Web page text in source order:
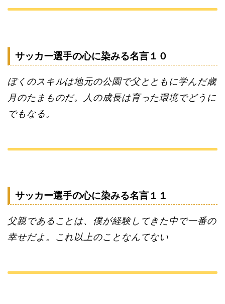
サッカー選手の心に染みる名言１０
ぼくのスキルは地元の公園で父とともに学んだ歳
月のたまものだ。人の成長は育った環境でどうに
でもなる。
サッカー選手の心に染みる名言１１
父親であることは、僕が経験してきた中で一番の
幸せだよ。これ以上のことなんてない